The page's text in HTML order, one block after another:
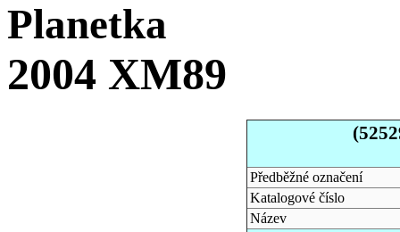
Planetka
2004 XM89
Předběžné označení
Katalogové číslo
Název